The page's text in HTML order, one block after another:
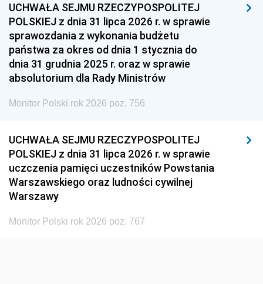
1954 1953 1952
1951 1950
1948 1947 1946
1939 1938
UCHWAŁA SEJMU RZECZYPOSPOLITEJ
POLSKIEJ z dnia 31 lipca 2026 r. w sprawie
sprawozdania z wykonania budżetu
państwa za okres od dnia 1 stycznia do
dnia 31 grudnia 2025 r. oraz w sprawie
absolutorium dla Rady Ministrów
Monitor Polski rok 2026 poz. 756
UCHWAŁA SEJMU RZECZYPOSPOLITEJ
POLSKIEJ z dnia 31 lipca 2026 r. w sprawie
uczczenia pamięci uczestników Powstania
Warszawskiego oraz ludności cywilnej
Warszawy
Monitor Polski rok 2026 poz. 767